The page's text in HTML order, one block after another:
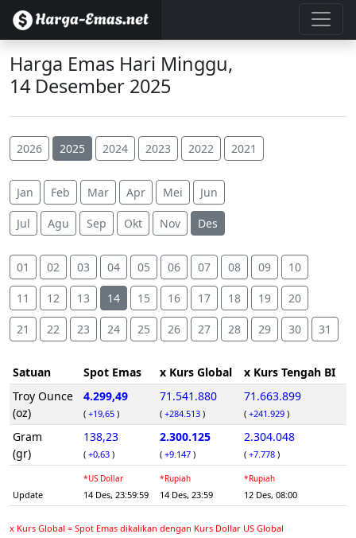
Harga Emas Hari Minggu,
14 Desember 2025
2026 2025 2024 2023 2022 2021
Jan Feb Mar Apr Mei Jun
Jul Agu Sep Okt Nov Des
01 02 03 04 05 06 07 08 09 10
11 12 13 14 15 16 17 18 19 20
21 22 23 24 25 26 27 28 29 30 31
Satuan Spot Emas x Kurs Global
x Kurs Tengah BI
Troy Ounce
(oz)
4.299,49
( +19,65 )
71.541.880
( +284.513 )
71.663.899
( +241.929 )
Gram
(gr)
138,23
( +0,63 )
2.300.125
( +9.147 )
2.304.048
( +7.778 )
Update
*US Dollar
14 Des, 23:59:59
*Rupiah
14 Des, 23:59
*Rupiah
12 Des, 08:00
x Kurs Global = Spot Emas dikalikan dengan Kurs Dollar US Global